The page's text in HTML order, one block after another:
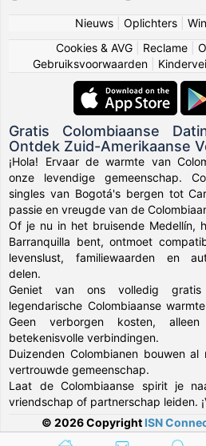
Nieuws| Oplichters|
Cookies & AVG
Reclame
Gebruiksvoorwaarden
Gratis Colombiaanse
Ontdek Zuid-Amerikaanse
¡Hola! Ervaar de warmte van
onze levendige gemeenschap.
singles van Bogotá's bergen tot
passie en vreugde van de
Of je nu in het bruisende Medellín,
Barranquilla bent, ontmoet
levenslust, familiewaarden en
delen.
Geniet van ons volledig
legendarische Colombiaanse
Geen verborgen kosten,
betekenisvolle verbindingen.
Duizenden Colombianen bouwen
vertrouwde gemeenschap.
Laat de Colombiaanse spirit je
vriendschap of partnerschap leiden.
© 2026 Copyright ISN